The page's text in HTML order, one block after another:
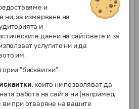
от3 г.
лв.
отпътуване в хотел "Хемус" *** , на
закуска
екскурзията в хотел "Хемус" *** , на
от3 г. 25 €
екскурзията в хотел "Хемус" ***, на
закуска
от3 г. 42 € 82.14лв.
и
ни, за измерване на
и
данни на сайтовете и за
услугите ни и да
им.
"бисквитки":
, които ни позволяват да
работа на сайта ни (например,
при отваряне на вашите